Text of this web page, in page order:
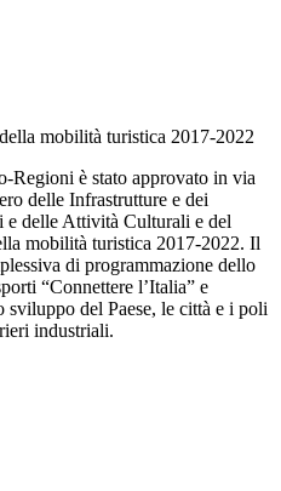
mobilità turistica 2017-2022
Regioni è stato approvato in via
delle Infrastrutture e dei
e delle Attività Culturali e del
mobilità turistica 2017-2022. Il
di programmazione dello
“Connettere l’Italia” e
del Paese, le città e i poli
industriali.